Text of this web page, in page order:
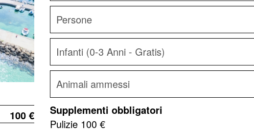
100 €
Supplementi obbligatori
Pulizie100 €